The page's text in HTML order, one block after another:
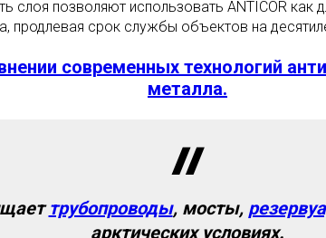
слоя позволяют использовать ANTICOR как
продлевая срок службы объектов на
современных технологий
металла.
трубопроводы, мосты,
арктических условиях.